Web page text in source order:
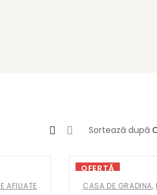
Sortează după
AFILIATE
OFERTĂ
CASA DE GRADINA,